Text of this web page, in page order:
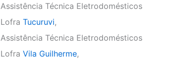
Assistência Técnica Eletrodomésticos
Lofra Tucuruvi,
Assistência Técnica Eletrodomésticos
Lofra Vila Guilherme,